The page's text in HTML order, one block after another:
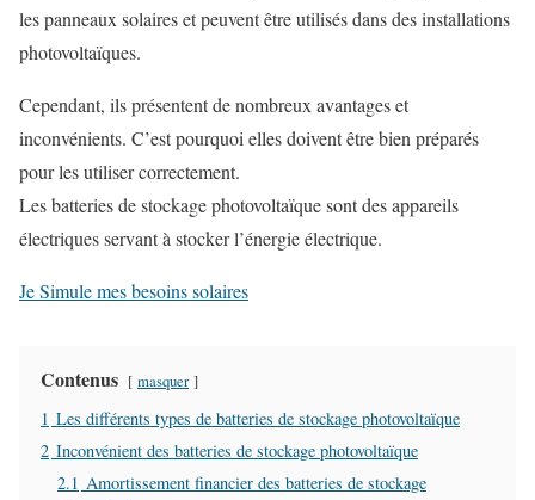
les panneaux solaires et peuvent être utilisés dans des installations
photovoltaïques.
Cependant, ils présentent de nombreux avantages et
inconvénients. C’est pourquoi elles doivent être bien préparés
pour les utiliser correctement.
Les batteries de stockage photovoltaïque sont des appareils
électriques servant à stocker l’énergie électrique.
Je Simule mes besoins solaires
Contenus masquer
1 Les différents types de batteries de stockage photovoltaïque
2 Inconvénient des batteries de stockage photovoltaïque
2.1 Amortissement financier des batteries de stockage